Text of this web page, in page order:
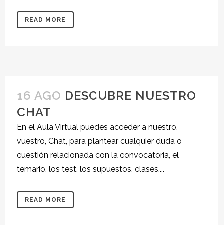
READ MORE
16 AGO DESCUBRE NUESTRO
CHAT
En el Aula Virtual puedes acceder a nuestro,
vuestro, Chat, para plantear cualquier duda o
cuestión relacionada con la convocatoria, el
temario, los test, los supuestos, clases,...
READ MORE